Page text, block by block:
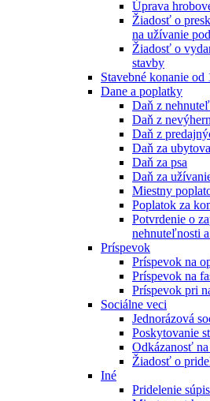
Úprava
Žiadosť o
na užívanie
Žiadosť o
stavby
Stavebné konanie od
Dane a poplatky
Daň z
Daň z
Daň z
Daň za
Daň za psa
Daň za
Miestny
Poplatok za
Potvrdenie o
nehnuteľnosti
Príspevok
Príspevok na
Príspevok na
Príspevok pri
Sociálne veci
Jednorázová
Poskytovanie
Odkázanosť
Žiadosť o
Iné
Pridelenie